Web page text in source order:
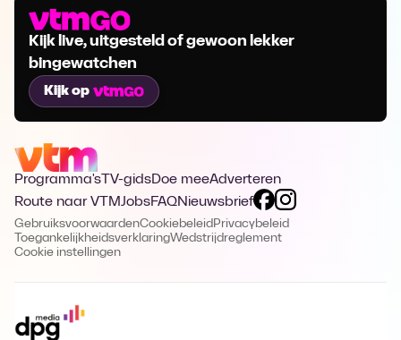
Kijk live, uitgesteld of gewoon lekker
bingewatchen
Kijk op
Programma's TV-gidsDoe meeAdverteren
Route naar VTMJobsFAQNieuwsbrief
GebruiksvoorwaardenCookiebeleid Privacybeleid
ToegankelijkheidsverklaringWedstrijdreglement
Cookie instellingen